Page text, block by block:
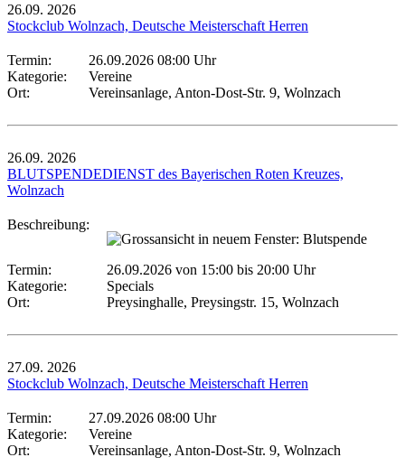
26.09. 2026
Stockclub Wolnzach, Deutsche Meisterschaft Herren
Termin:
26.09.2026 08:00 Uhr
Kategorie:
Vereine
Ort:
Vereinsanlage, Anton-Dost-Str. 9, Wolnzach
26.09. 2026
BLUTSPENDEDIENST des Bayerischen Roten Kreuzes,
Wolnzach
Beschreibung:
Termin: 26.09.2026 von 15:00 bis 20:00 Uhr
Kategorie:
Specials
Ort:
Preysinghalle, Preysingstr. 15, Wolnzach
27.09. 2026
Stockclub Wolnzach, Deutsche Meisterschaft Herren
Termin:
27.09.2026 08:00 Uhr
Kategorie:
Vereine
Ort:
Vereinsanlage, Anton-Dost-Str. 9, Wolnzach